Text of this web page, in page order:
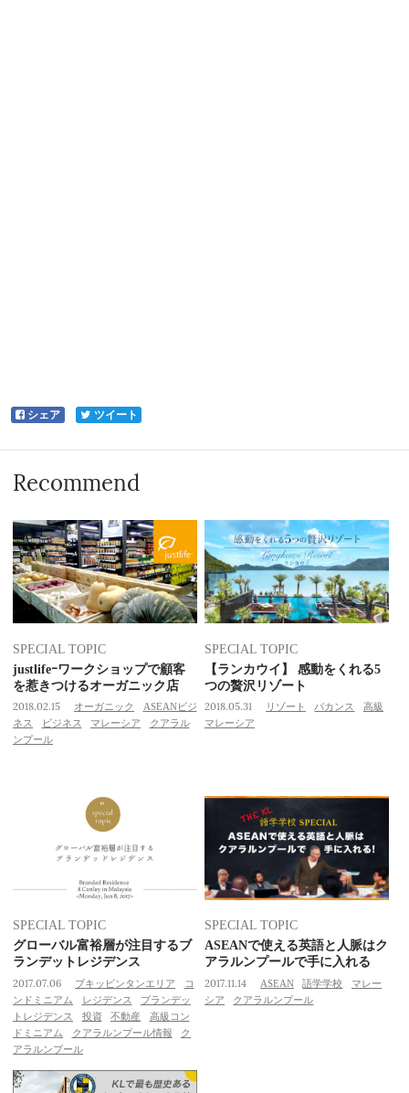
シェア ツイート
Recommend
SPECIAL TOPIC
justlifeｰワークショップで顧客
を惹きつけるオーガニック店
2018.02.15 オーガニック
ASEANビジ
ネス
ビジネス マレーシア
クアラル
ンプール
SPECIAL TOPIC
【ランカウイ】 感動をくれる5
つの贅沢リゾート
2018.05.31 リゾート バカンス
高級
マレーシア
SPECIAL TOPIC
グローバル富裕層が注目するブ
ランデットレジデンス
2017.07.06 ブキッビンタンエリア
コ
ンドミニアム
レジデンス
ブランデッ
トレジデンス
投資 不動産
高級コン
ドミニアム
クアラルンプール情報
ク
アラルンプール
SPECIAL TOPIC
ASEANで使える英語と人脈はク
アラルンプールで手に入れる
2017.11.14 ASEAN 語学学校
マレー
シア
クアラルンプール